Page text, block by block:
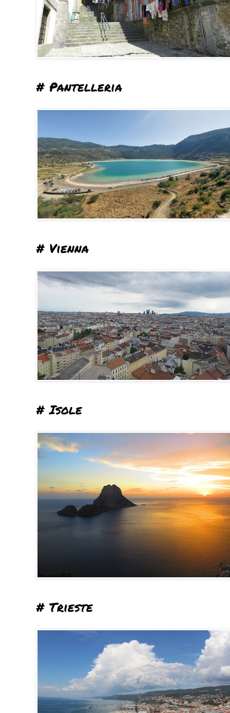
# Pantelleria
# Vienna
# Isole
# Trieste